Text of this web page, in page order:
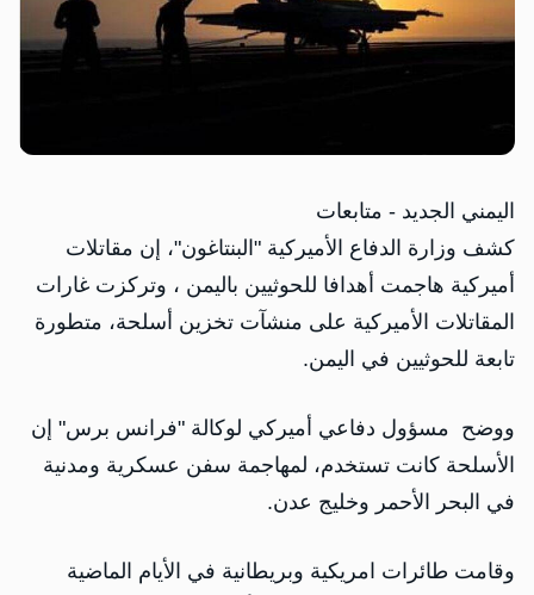
اليمني الجديد - متابعات
كشف وزارة الدفاع الأميركية "البنتاغون"، إن مقاتلات
أميركية هاجمت أهدافا للحوثيين باليمن ، وتركزت غارات
المقاتلات الأميركية على منشآت تخزين أسلحة، متطورة
تابعة للحوثيين في اليمن.
ووضح مسؤول دفاعي أميركي لوكالة "فرانس برس" إن
الأسلحة كانت تستخدم، لمهاجمة سفن عسكرية ومدنية
في البحر الأحمر وخليج عدن.
وقامت طائرات امريكية وبريطانية في الأيام الماضية